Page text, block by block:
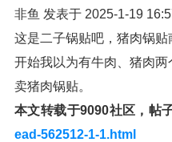
非鱼 发表于 2025-1-19
这是二子锅贴吧，猪肉锅贴
开始我以为有牛肉、猪肉
卖猪肉锅贴。
本文转载于9090社区，帖
ead-562512-1-1.html